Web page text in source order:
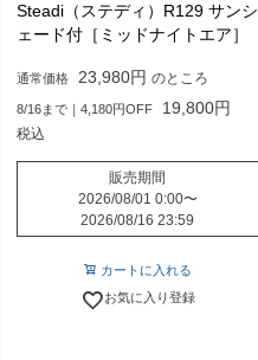
Steadi（ステディ）R129 サンシ
ェード付［ミッドナイトエア］
通常価格 23,980 のところ
8/16まで｜4,180円OFF 19,800
税込
販売期間
2026/08/01 0:00〜
2026/08/16 23:59
カートに入れる
お気に入り登録